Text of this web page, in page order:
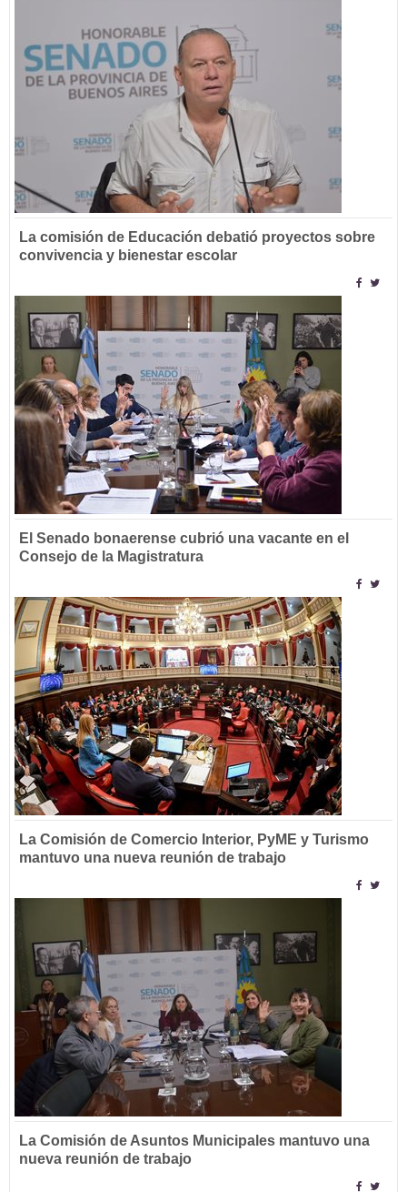
La comisión de Educación debatió proyectos sobre
convivencia y bienestar escolar
El Senado bonaerense cubrió una vacante en el
Consejo de la Magistratura
La Comisión de Comercio Interior, PyME y Turismo
mantuvo una nueva reunión de trabajo
La Comisión de Asuntos Municipales mantuvo una
nueva reunión de trabajo